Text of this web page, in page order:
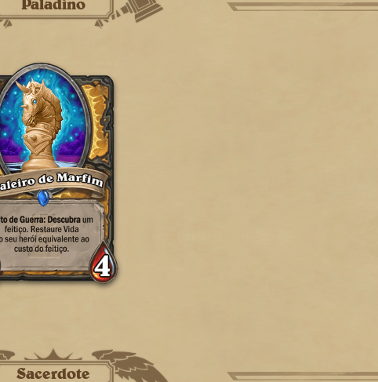
Paladino
Sacerdote